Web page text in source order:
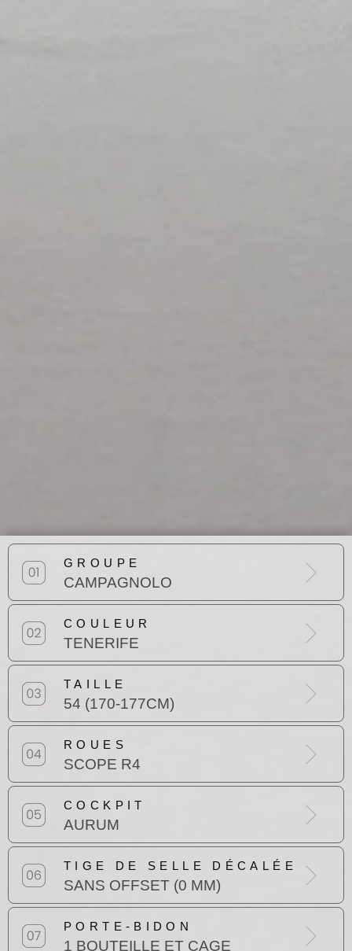
GROUPE
CAMPAGNOLO
COULEUR
TENERIFE
TAILLE
54 (170-177CM)
ROUES
SCOPE R4
COCKPIT
AURUM
TIGE DE SELLE DÉCALÉE
SANS OFFSET (0 MM)
PORTE-BIDON
1 BOUTEILLE ET CAGE